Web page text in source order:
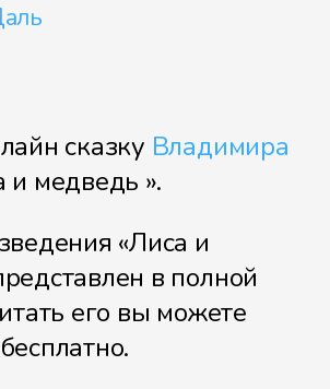
сказку Владимира
и медведь ».
«Лиса и
в полной
его вы можете